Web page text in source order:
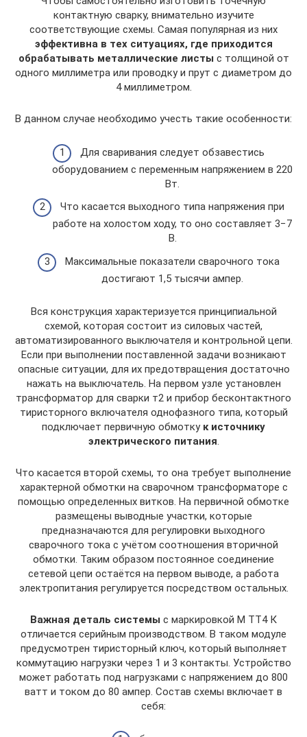
контактную сварку, внимательно изучите
соответствующие схемы. Самая популярная из них
эффективна в тех ситуациях, где приходится
обрабатывать металлические листы с толщиной от
одного миллиметра или проводку и прут с диаметром до
4 миллиметром.
В данном случае необходимо учесть такие особенности:
Для сваривания следует обзавестись
оборудованием с переменным напряжением в 220
Вт.
Что касается выходного типа напряжения при
работе на холостом ходу, то оно составляет 3−7
В.
Максимальные показатели сварочного тока
достигают 1,5 тысячи ампер.
Вся конструкция характеризуется принципиальной
схемой, которая состоит из силовых частей,
автоматизированного выключателя и контрольной цепи.
Если при выполнении поставленной задачи возникают
опасные ситуации, для их предотвращения достаточно
нажать на выключатель. На первом узле установлен
трансформатор для сварки т2 и прибор бесконтактного
тиристорного включателя однофазного типа, который
подключает первичную обмотку к источнику
электрического питания.
Что касается второй схемы, то она требует выполнение
характерной обмотки на сварочном трансформаторе с
помощью определенных витков. На первичной обмотке
размещены выводные участки, которые
предназначаются для регулировки выходного
сварочного тока с учётом соотношения вторичной
обмотки. Таким образом постоянное соединение
сетевой цепи остаётся на первом выводе, а работа
электропитания регулируется посредством остальных.
Важная деталь системы с маркировкой М ТТ4 К
отличается серийным производством. В таком модуле
предусмотрен тиристорный ключ, который выполняет
коммутацию нагрузки через 1 и 3 контакты. Устройство
может работать под нагрузками с напряжением до 800
ватт и током до 80 ампер. Состав схемы включает в
себя: